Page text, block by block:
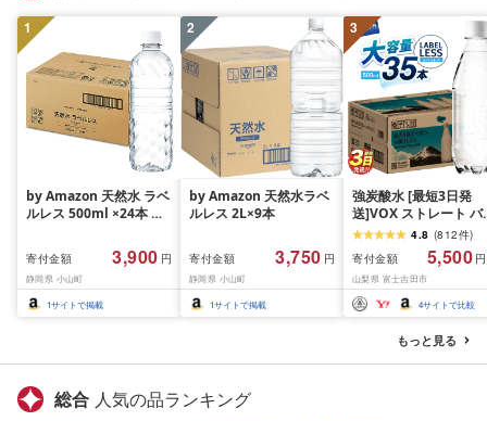
1
by Amazon 天然水 ラベ
ルレス 500ml ×24本 富
ム含有 水 ミネラルウォ
ーター ペットボトル 静
岡県産 500ミリリットル
(Smart Basic)
寄付金額 3,900 円
静岡県 小山町
1サイトで掲載
2
by Amazon 天然水ラベ
ルレス 2L×9本
寄付金額 3,750 円
静岡県 小山町
1サイトで掲載
3
強炭酸水 [最短3日発
送]VOX ストレート バ
ジウム 強炭酸水 35本
500ml ラベルレス[富
吉田市限定カートン]
酸
4.8 (812件)
寄付金額
5,500
山梨県 富士吉田市
4サイトで比較
もっと見る
総合 人気の品ランキング